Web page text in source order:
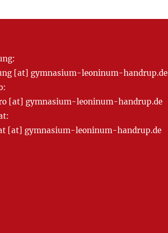
[at] gymnasium-leoninum-handrup.de
[at] gymnasium-leoninum-handrup.de
[at] gymnasium-leoninum-handrup.de